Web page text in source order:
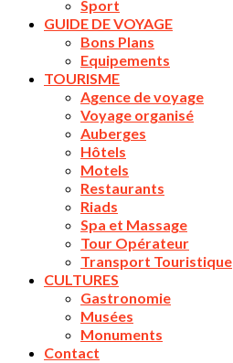
Sport
GUIDE DE VOYAGE
Bons Plans
Equipements
TOURISME
Agence de voyage
Voyage organisé
Auberges
Hôtels
Motels
Restaurants
Riads
Spa et Massage
Tour Opérateur
Transport Touristique
CULTURES
Gastronomie
Musées
Monuments
Contact